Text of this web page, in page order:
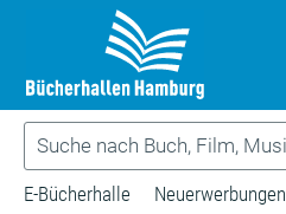
E-Bücherhalle Neuerwerbungen